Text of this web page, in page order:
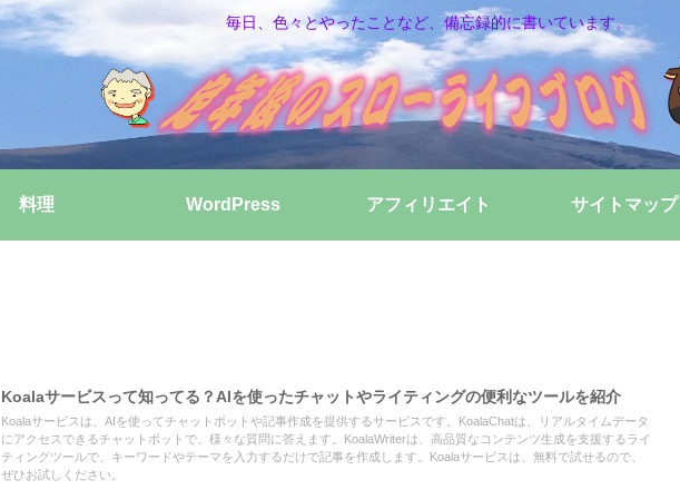
毎日、色々とやったことなど、備忘録的に書いています。
料理 WordPress アフィリエイト サイトマップ
Koalaサービスって知ってる？AIを使ったチャットやライティングの便利なツールを紹介
Koalaサービスは、AIを使ってチャットボットや記事作成を提供するサービスです。KoalaChatは、リアルタイムデータ
にアクセスできるチャットボットで、様々な質問に答えます。KoalaWriterは、高品質なコンテンツ生成を支援するライ
ティングツールで、キーワードやテーマを入力するだけで記事を作成します。Koalaサービスは、無料で試せるので、
ぜひお試しください。